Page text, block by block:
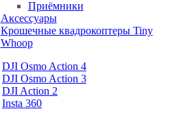
Приёмники
Аксессуары
Крошечные квадрокоптеры Tiny
Whoop
DJI Osmo Action 4
DJI Osmo Action 3
DJI Action 2
Insta 360